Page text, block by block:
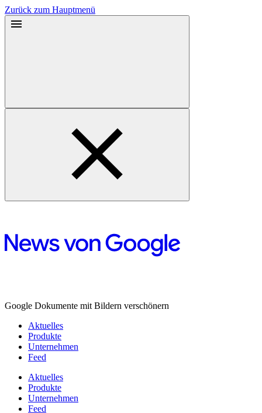
Zurück zum Hauptmenü
Google Dokumente mit Bildern verschönern
Aktuelles
Produkte
Unternehmen
Feed
Aktuelles
Produkte
Unternehmen
Feed